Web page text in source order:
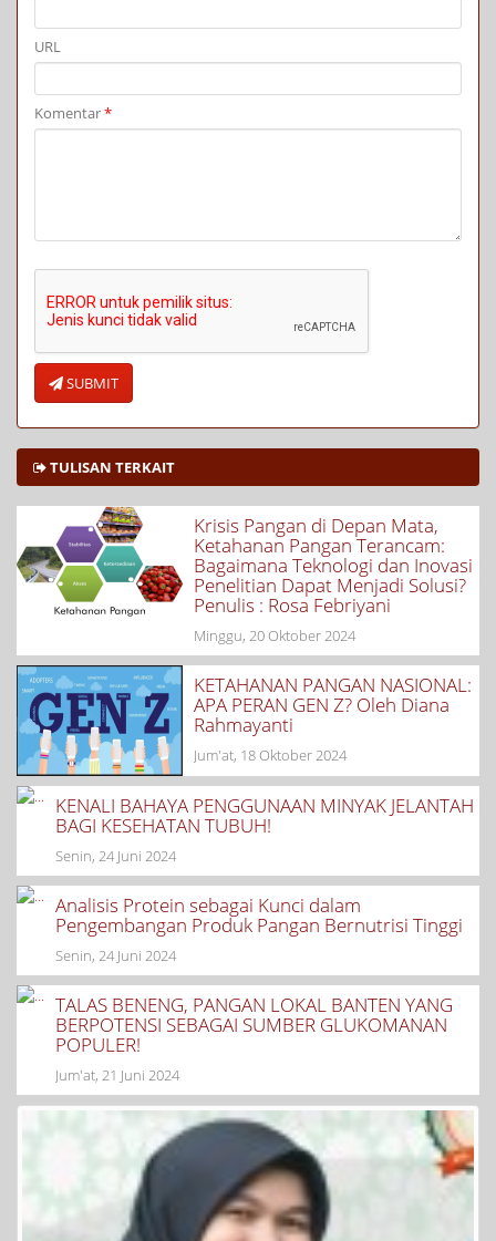
URL
Komentar*
SUBMIT
TULISAN TERKAIT
Krisis Pangan di Depan Mata,
Ketahanan Pangan Terancam:
Bagaimana Teknologi dan Inovasi
Penelitian Dapat Menjadi Solusi?
Penulis : Rosa Febriyani
Minggu, 20 Oktober 2024
KETAHANAN PANGAN NASIONAL:
APA PERAN GEN Z? Oleh Diana
Rahmayanti
Jum'at, 18 Oktober 2024
KENALI BAHAYA PENGGUNAAN MINYAK JELANTAH
BAGI KESEHATAN TUBUH!
Senin, 24 Juni 2024
Analisis Protein sebagai Kunci dalam
Pengembangan Produk Pangan Bernutrisi Tinggi
Senin, 24 Juni 2024
TALAS BENENG, PANGAN LOKAL BANTEN YANG
BERPOTENSI SEBAGAI SUMBER GLUKOMANAN
POPULER!
Jum'at, 21 Juni 2024